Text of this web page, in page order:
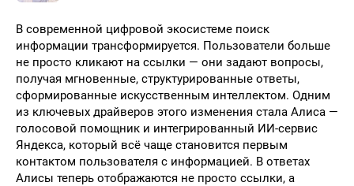
В современной цифровой экосистеме поиск
информации трансформируется. Пользователи больше
не просто кликают на ссылки — они задают вопросы,
получая мгновенные, структурированные ответы,
сформированные искусственным интеллектом. Одним
из ключевых драйверов этого изменения стала Алиса —
голосовой помощник и интегрированный ИИ-сервис
Яндекса, который всё чаще становится первым
контактом пользователя с информацией. В ответах
Алисы теперь отображаются не просто ссылки, а